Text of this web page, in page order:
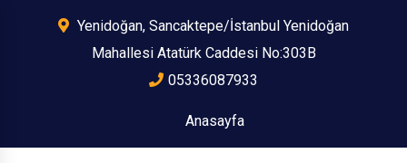
Yenidoğan, Sancaktepe/İstanbul Yenidoğan
Mahallesi Atatürk Caddesi No:303B
05336087933
Anasayfa